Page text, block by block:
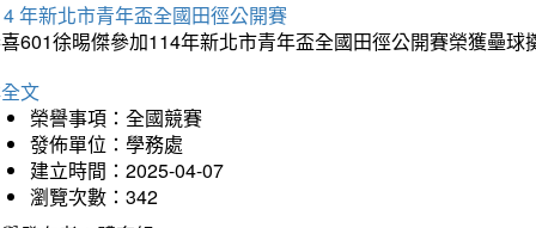
年新北市青年盃全國田徑公開賽
601徐晹傑參加114年新北市青年盃全國田徑公開賽榮獲壘
文
榮譽事項：全國競賽
發佈單位：學務處
建立時間：2025-04-07
瀏覽次數：342